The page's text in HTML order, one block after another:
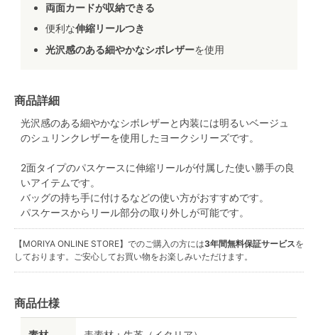
両面カードが収納できる
便利な伸縮リールつき
光沢感のある細やかなシボレザーを使用
商品詳細
光沢感のある細やかなシボレザーと内装には明るいベージュ
のシュリンクレザーを使用したヨークシリーズです。
2面タイプのパスケースに伸縮リールが付属した使い勝手の良
いアイテムです。
バッグの持ち手に付けるなどの使い方がおすすめです。
パスケースからリール部分の取り外しが可能です。
【MORIYA ONLINE STORE】でのご購入の方には3年間無料保証サービスを
しております。ご安心してお買い物をお楽しみいただけます。
商品仕様